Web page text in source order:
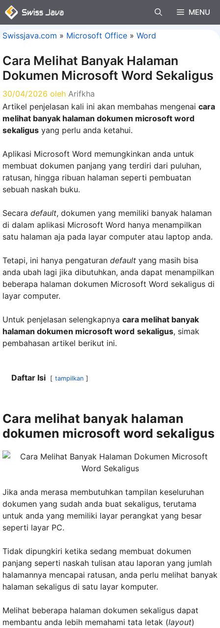
Langsung
ke
MENU
Swissjava.com » Microsoft Office » Word
Cara Melihat Banyak Halaman
Dokumen Microsoft Word Sekaligus
30/04/2026 oleh Arifkha
Artikel penjelasan kali ini akan membahas mengenai cara
melihat banyak halaman dokumen microsoft word
sekaligus yang perlu anda ketahui.
Aplikasi Microsoft Word memungkinkan anda untuk
membuat dokumen panjang yang terdiri dari puluhan,
ratusan, hingga ribuan halaman seperti pembuatan
sebuah naskah buku.
Secara default, dokumen yang memiliki banyak halaman
di dalam aplikasi Microsoft Word hanya menampilkan
satu halaman aja pada layar computer atau laptop anda.
Tetapi, ini hanya pengaturan default yang masih bisa
anda ubah lagi jika dibutuhkan, anda dapat menampilkan
beberapa halaman dokumen Microsoft Word sekaligus di
layar computer.
Untuk penjelasan selengkapnya cara melihat banyak
halaman dokumen microsoft word sekaligus, simak
pembahasan artikel berikut ini.
Daftar Isi tampilkan
Cara melihat banyak halaman
dokumen microsoft word sekaligus
Jika anda merasa membutuhkan tampilan keseluruhan
dokumen yang sudah anda buat sekaligus, terutama
untuk anda yang memiliki layar perangkat yang besar
seperti layar PC.
Tidak dipungkiri ketika sedang membuat dokumen
panjang seperti naskah tulisan atau laporan yang jumlah
halamannya mencapai ratusan, anda perlu melihat banyak
halaman sekaligus di satu layar komputer.
Melihat beberapa halaman dokumen sekaligus dapat
membantu anda lebih memahami tata letak (layout)